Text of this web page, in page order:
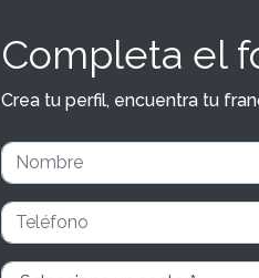
Completa el
Crea tu perfil, encuentra tu